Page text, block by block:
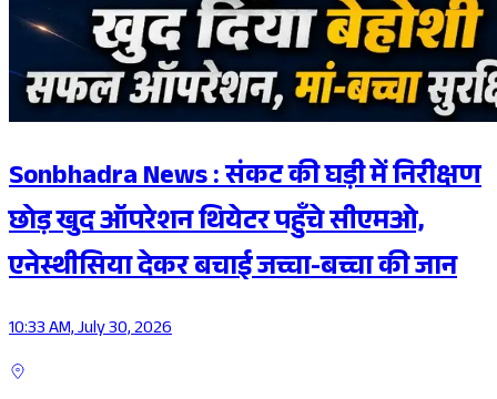
Sonbhadra News : संकट की घड़ी में निरीक्षण
छोड़ खुद ऑपरेशन थियेटर पहुँचे सीएमओ,
एनेस्थीसिया देकर बचाई जच्चा-बच्चा की जान
10:33 AM, July 30, 2026